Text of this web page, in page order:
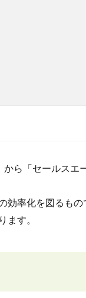
から「セールス
効率化を図るも
ます。